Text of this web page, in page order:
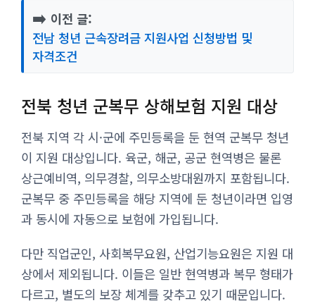
➡️ 이전 글:
전남 청년 근속장려금 지원사업 신청방법 및
자격조건
전북 청년 군복무 상해보험 지원 대상
전북 지역 각 시·군에 주민등록을 둔 현역 군복무 청년
이 지원 대상입니다. 육군, 해군, 공군 현역병은 물론
상근예비역, 의무경찰, 의무소방대원까지 포함됩니다.
군복무 중 주민등록을 해당 지역에 둔 청년이라면 입영
과 동시에 자동으로 보험에 가입됩니다.
다만 직업군인, 사회복무요원, 산업기능요원은 지원 대
상에서 제외됩니다. 이들은 일반 현역병과 복무 형태가
다르고, 별도의 보장 체계를 갖추고 있기 때문입니다.